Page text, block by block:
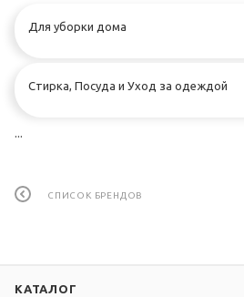
Для уборки дома
Стирка, Посуда и Уход за одеждой
...
СПИСОК БРЕНДОВ
КАТАЛОГ